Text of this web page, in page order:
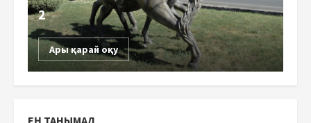
2
Ары қарай оқу
ЕҢ ТАНЫМАЛ